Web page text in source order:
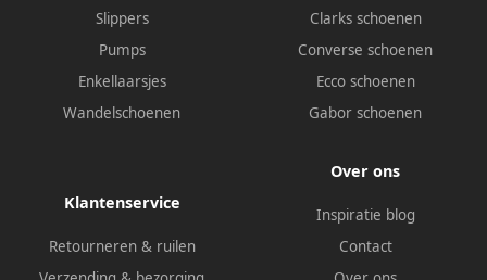
Slippers
Pumps
Enkellaarsjes
Wandelschoenen
Clarks schoenen
Converse schoenen
Ecco schoenen
Gabor schoenen
Klantenservice
Retourneren & ruilen
Over ons
Inspiratie blog
Contact